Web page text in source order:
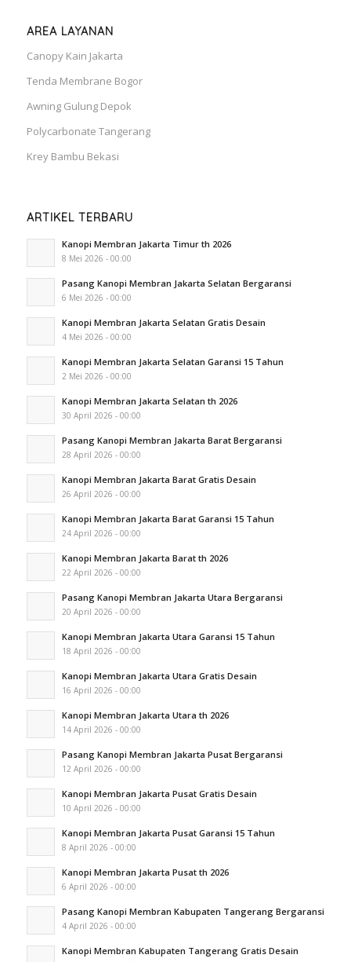
AREA LAYANAN
Canopy Kain Jakarta
Tenda Membrane Bogor
Awning Gulung Depok
Polycarbonate Tangerang
Krey Bambu Bekasi
ARTIKEL TERBARU
Kanopi Membran Jakarta Timur th 2026
8 Mei 2026 - 00:00
Pasang Kanopi Membran Jakarta Selatan Bergaransi
6 Mei 2026 - 00:00
Kanopi Membran Jakarta Selatan Gratis Desain
4 Mei 2026 - 00:00
Kanopi Membran Jakarta Selatan Garansi 15 Tahun
2 Mei 2026 - 00:00
Kanopi Membran Jakarta Selatan th 2026
30 April 2026 - 00:00
Pasang Kanopi Membran Jakarta Barat Bergaransi
28 April 2026 - 00:00
Kanopi Membran Jakarta Barat Gratis Desain
26 April 2026 - 00:00
Kanopi Membran Jakarta Barat Garansi 15 Tahun
24 April 2026 - 00:00
Kanopi Membran Jakarta Barat th 2026
22 April 2026 - 00:00
Pasang Kanopi Membran Jakarta Utara Bergaransi
20 April 2026 - 00:00
Kanopi Membran Jakarta Utara Garansi 15 Tahun
18 April 2026 - 00:00
Kanopi Membran Jakarta Utara Gratis Desain
16 April 2026 - 00:00
Kanopi Membran Jakarta Utara th 2026
14 April 2026 - 00:00
Pasang Kanopi Membran Jakarta Pusat Bergaransi
12 April 2026 - 00:00
Kanopi Membran Jakarta Pusat Gratis Desain
10 April 2026 - 00:00
Kanopi Membran Jakarta Pusat Garansi 15 Tahun
8 April 2026 - 00:00
Kanopi Membran Jakarta Pusat th 2026
6 April 2026 - 00:00
Pasang Kanopi Membran Kabupaten Tangerang Bergaransi
4 April 2026 - 00:00
Kanopi Membran Kabupaten Tangerang Gratis Desain